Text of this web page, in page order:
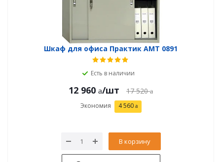
Шкаф для офиса Практик AMT 0891
Есть в наличии
12 960 /шт 17 520
Экономия 4 560
В корзину